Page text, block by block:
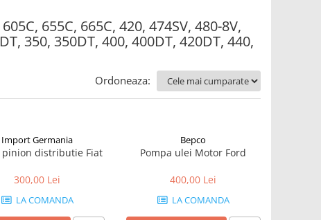
655C, 665C, 420, 474SV, 480-8V,
350, 350DT, 400, 400DT, 420DT, 440,
Ordoneaza:
Import Germania
pinion distributie Fiat
300,00 Lei
LA COMANDA
Bepco
Pompa ulei Motor Ford
400,00 Lei
LA COMANDA